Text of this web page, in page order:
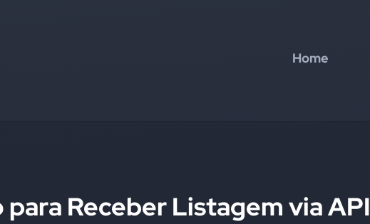
Home
Receber Listagem via API